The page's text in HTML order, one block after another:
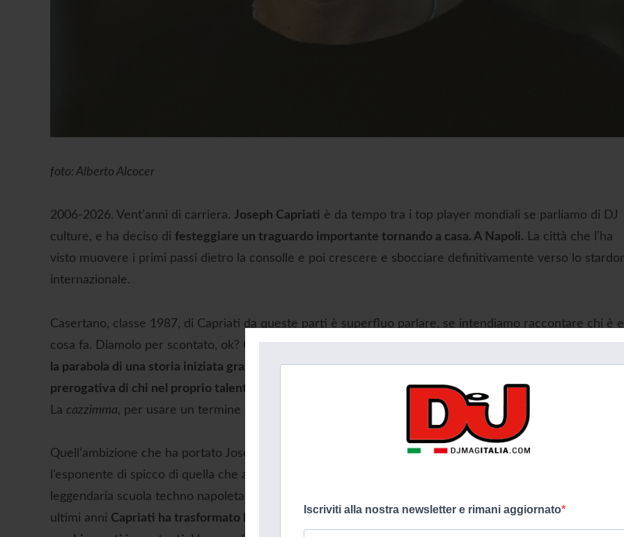
Iscriviti alla nostra newsletter e rimani aggiornato
foto: Alberto Alcocer
2006-2026. Vent’anni di carriera. Joseph Capriati è da tempo tra i top player mondiali se parliamo di DJ
culture, e ha deciso di festeggiare un traguardo importante tornando a casa. A Napoli. La città che l’ha
visto muovere i primi passi dietro la consolle e poi crescere e sbocciare definitivamente verso lo
internazionale.
Casertano, classe 1987, di Capriati da queste parti è superfluo parlare, se intendiamo raccontare chi è e
cosa fa. Diamolo per scontato, ok? Quello che vale la pena sottolineare, nell’annuncio di questo evento,
la parabola di una storia iniziata grazie al talento, certo, ma anche all’ambizione,alla voglia di farcela che
prerogativa di chi nel proprio talento vede la possibilità di realizzarsi davvero, di cambiare la propria
La cazzimma, per usare un termine napoletano ormai noto e diffuso in tutta Italia.
Quell’ambizione che ha portato Joseph Capriati a fare passi da gigante, diventando in poco tempo
l’esponente di spicco di quella che a suo tempo stava diventando la seconda generazione della
leggendaria scuola techno napoletana. E poi
ultimi anni Capriati ha trasformato la propria immagine, la propria narrativa, addirittura con dei